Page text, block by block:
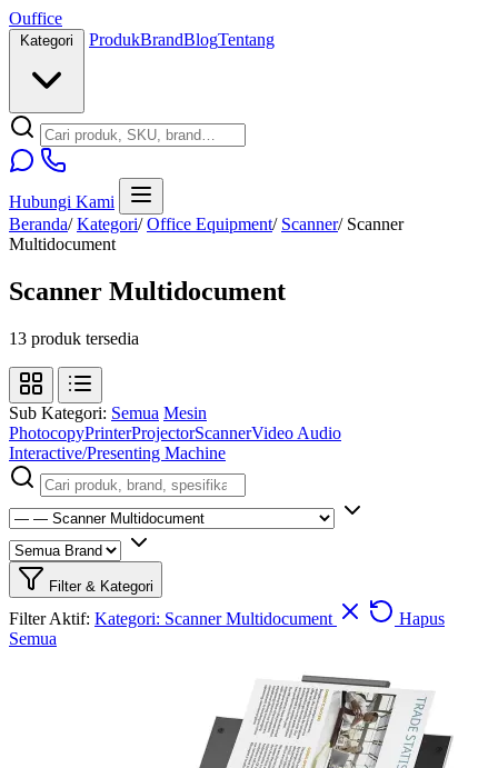
Ouffice
ProdukBrandBlogTentang
Hubungi Kami
Beranda/ Kategori/ Office Equipment/ Scanner/ Scanner
Multidocument
Scanner Multidocument
13 produk tersedia
Sub Kategori: Semua Mesin
PhotocopyPrinterProjectorScannerVideo Audio
Interactive/Presenting Machine
Filter & Kategori
Filter Aktif: Kategori: Scanner Multidocument
Hapus
Semua